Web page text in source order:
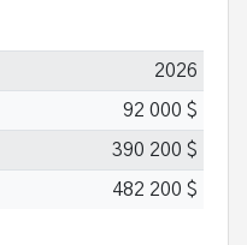
2026
92 000 $
390 200 $
482 200 $